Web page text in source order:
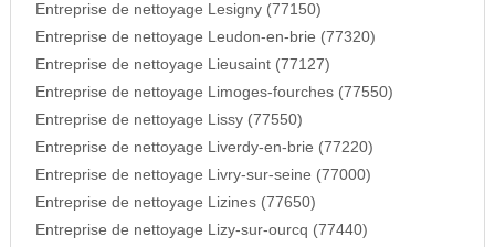
Entreprise de nettoyage Lesigny (77150)
Entreprise de nettoyage Leudon-en-brie (77320)
Entreprise de nettoyage Lieusaint (77127)
Entreprise de nettoyage Limoges-fourches (77550)
Entreprise de nettoyage Lissy (77550)
Entreprise de nettoyage Liverdy-en-brie (77220)
Entreprise de nettoyage Livry-sur-seine (77000)
Entreprise de nettoyage Lizines (77650)
Entreprise de nettoyage Lizy-sur-ourcq (77440)